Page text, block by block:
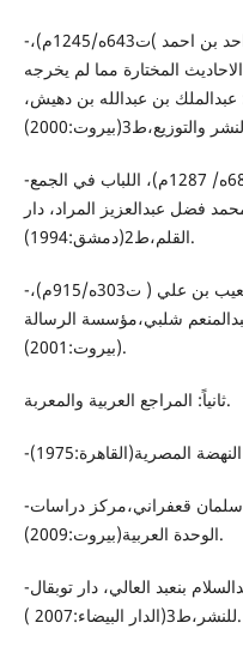
-المقدسي، ضياء الدين محمد بن عبدالواحد بن احمد )ت643ه/1245م)،
المختارة مما لم يخرجه
بن عبدالله بن دهيش،
-المنبجي، ابو محمد علي بن زكريا (ت 686ه/ 1287م)، اللباب في الجمع
فضل عبدالعزيز المراد، دار
القلم،ط2(دمشق:1994).
-النسائي، ابو عبدالرحمن احمد بن شعيب بن علي ( ت303ه/915م)،
شلبي،مؤسسة الرسالة
(بيروت:2001).
ثانياً: المراجع العربية والمعربة.
-بيار بورديو، الهيمنة الذكورية، ترجمة: سلمان قعفراني،مركز دراسات
الوحدة العربية(بيروت:2009).
-بيير بورديو، الرمز والسلطة، ترجمة: عبدالسلام بنعبد العالي، دار توبقال
للنشر،ط3(الدار البيضاء:2007 ).